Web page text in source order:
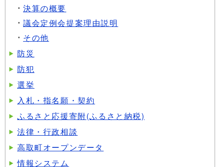
決算の概要
議会定例会提案理由説明
その他
防災
防犯
選挙
入札・指名願・契約
ふるさと応援寄附(ふるさと納税)
法律・行政相談
高取町オープンデータ
情報システム